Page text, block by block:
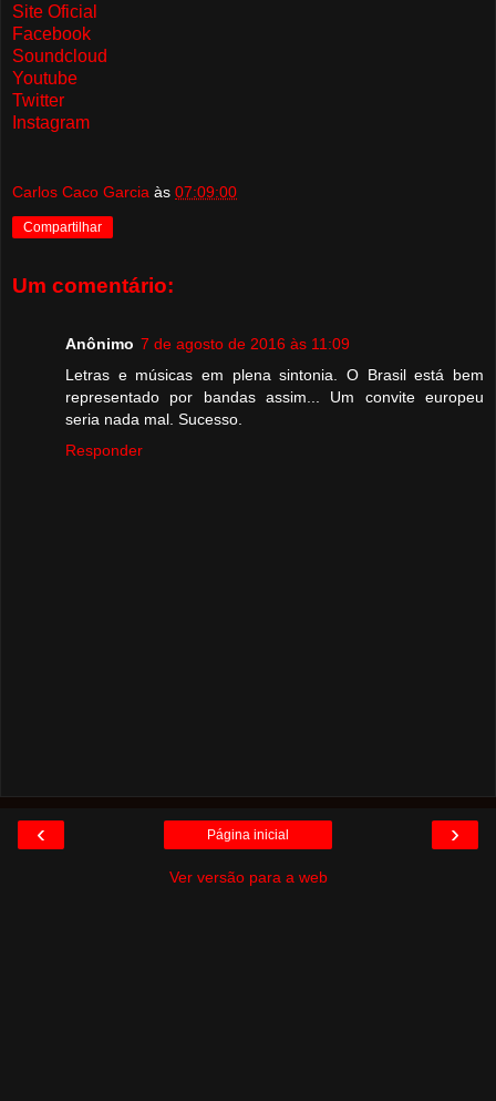
Site Oficial
Facebook
Soundcloud
Youtube
Twitter
Instagram
Carlos Caco Garcia às 07:09:00
Compartilhar
Um comentário:
Anônimo 7 de agosto de 2016 às 11:09
Letras e músicas em plena sintonia. O Brasil está bem
representado por bandas assim... Um convite europeu
seria nada mal. Sucesso.
Responder
‹ ›
Página inicial
Ver versão para a web